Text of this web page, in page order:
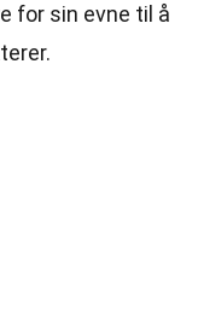
for sin evne til å